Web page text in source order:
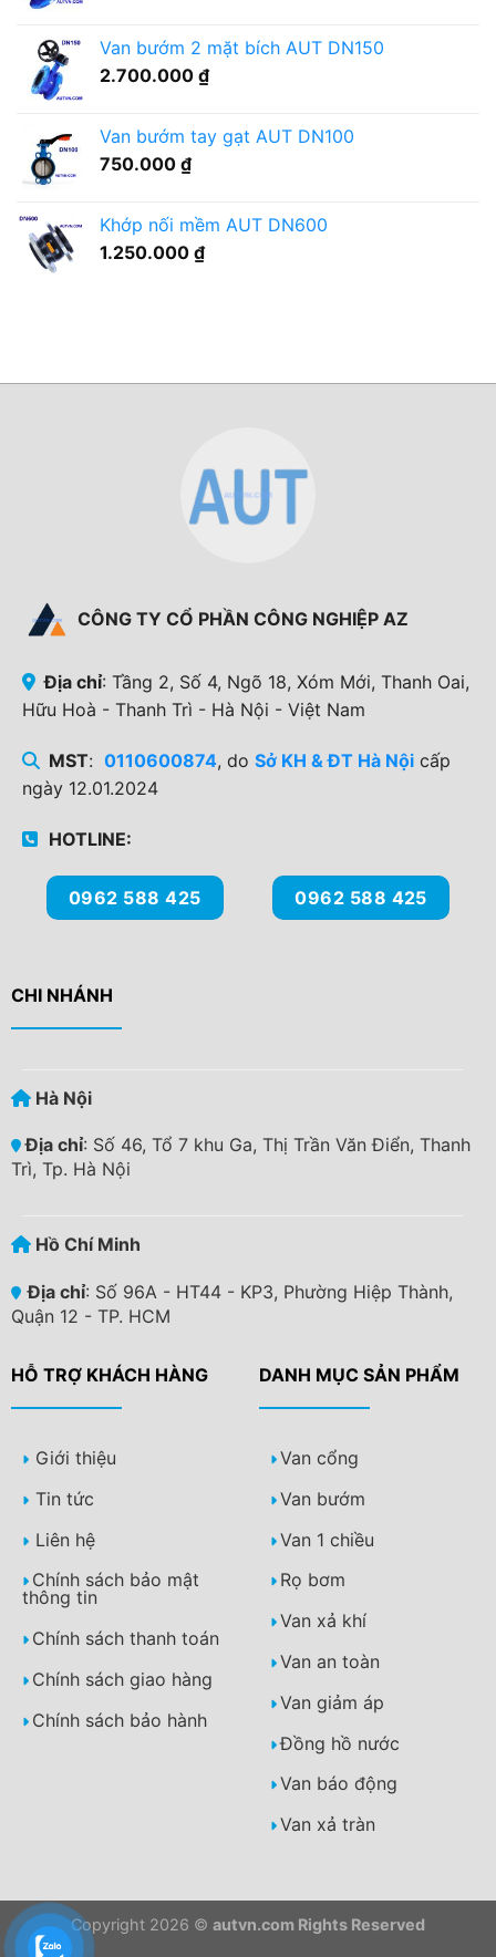
Van bướm 2 mặt bích AUT DN150
2.700.000 ₫
Van bướm tay gạt AUT DN100
750.000 ₫
Khớp nối mềm AUT DN600
1.250.000 ₫
CÔNG TY CỔ PHẦN CÔNG NGHIỆP AZ
Địa chỉ: Tầng 2, Số 4, Ngõ 18, Xóm Mới, Thanh Oai,
Hữu Hoà - Thanh Trì - Hà Nội - Việt Nam
MST: 0110600874, do Sở KH & ĐT Hà Nộicấp
ngày 12.01.2024
HOTLINE:
0962 588 425 0962 588 425
CHI NHÁNH
Hà Nội
Địa chỉ: Số 46, Tổ 7 khu Ga, Thị Trần Văn Điển, Thanh
Trì, Tp. Hà Nội
Hồ Chí Minh
Địa chỉ: Số 96A - HT44 - KP3, Phường Hiệp Thành,
Quận 12 - TP. HCM
HỖ TRỢ KHÁCH HÀNG DANH MỤC SẢN PHẨM
Giới thiệu
Tin tức
Liên hệ
Chính sách bảo mật
thông tin
Chính sách thanh toán
Chính sách giao hàng
Chính sách bảo hành
Van cổng
Van bướm
Van 1 chiều
Rọ bơm
Van xả khí
Van an toàn
Van giảm áp
Đồng hồ nước
Van báo động
Van xả tràn
Copyright 2026 © autvn.com Rights Reserved